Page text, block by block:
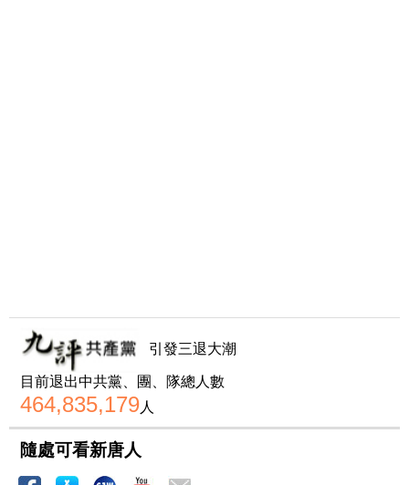
引發三退大潮
目前退出中共黨、團、隊總人數
464,835,179人
隨處可看新唐人